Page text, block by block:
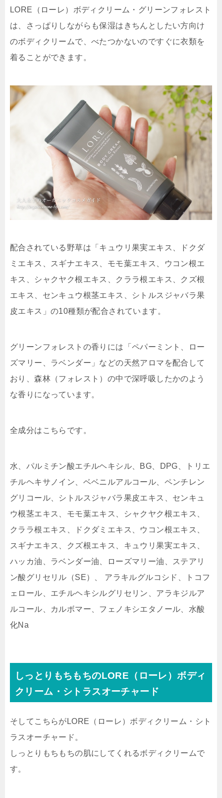
LORE（ローレ）ボディクリーム・グリーンフォレスト
は、さっぱりしながらも保湿はきちんとしたい方向け
のボディクリームで、べたつかないのですぐに衣類を
着ることができます。
配合されている野草は「 キュウリ果実エキス、ドクダ
ミエキス、スギナエキス、モモ葉エキス、ウコン根エ
キス、シャクヤク根エキス、クララ根エキス、クズ根
エキス、センキュウ根茎エキス、シトルスジャバラ果
皮エキス 」の10種類が配合されています。
グリーンフォレストの香りには「 ペパーミント、ロー
ズマリー、ラベンダー 」などの天然アロマを配合して
おり、森林（フォレスト）の中で深呼吸したかのよう
な香りになっています。
全成分はこちらです。
水、パルミチン酸エチルヘキシル、BG、DPG、トリエ
チルヘキサノイン、ベベニルアルコール、ペンチレン
グリコール、シトルスジャバラ果皮エキス、センキュ
ウ根茎エキス、モモ葉エキス、シャクヤク根エキス、
クララ根エキス、ドクダミエキス、ウコン根エキス、
スギナエキス、クズ根エキス、キュウリ果実エキス、
ハッカ油、ラベンダー油、ローズマリー油、ステアリ
ン酸グリセリル（SE）、 アラキルグルコシド、トコフ
ェロール、エチルヘキシルグリセリン、アラキジルア
ルコール、カルボマー、フェノキシエタノール、水酸
化Na
しっとりもちもちのLORE（ローレ）ボディ
クリーム・シトラスオーチャード
そしてこちらがLORE（ローレ）ボディクリーム・シト
ラスオーチャード。
しっとりもちもちの肌にしてくれるボディクリームで
す。